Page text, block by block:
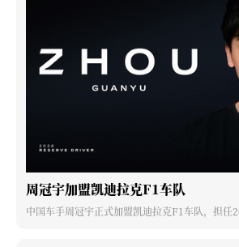
周冠宇加盟凯迪拉克F1车队
中国车手周冠宇正式加盟凯迪拉克F1车队，担任